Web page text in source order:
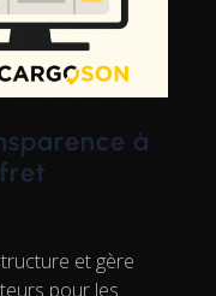
à
et gère
pour les